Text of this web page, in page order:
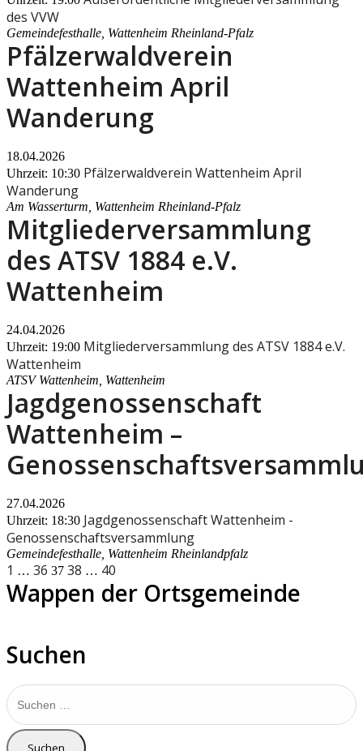
des VVW
Gemeindefesthalle, Wattenheim Rheinland-Pfalz
Pfälzerwaldverein
Wattenheim April
Wanderung
18.04.2026
Uhrzeit: 10:30 Pfälzerwaldverein Wattenheim April
Wanderung
Am Wasserturm, Wattenheim Rheinland-Pfalz
Mitgliederversammlung
des ATSV 1884 e.V.
Wattenheim
24.04.2026
Uhrzeit: 19:00 Mitgliederversammlung des ATSV 1884 e.V.
Wattenheim
ATSV Wattenheim, Wattenheim
Jagdgenossenschaft
Wattenheim –
27.04.2026
Uhrzeit: 18:30 Jagdgenossenschaft Wattenheim -
Genossenschaftsversammlung
Gemeindefesthalle, Wattenheim Rheinlandpfalz
Seitennummerierung
der
Beiträge
1 … 36 37 38 … 40
Wappen der Ortsgemeinde
Suchen
Suchen
nach: